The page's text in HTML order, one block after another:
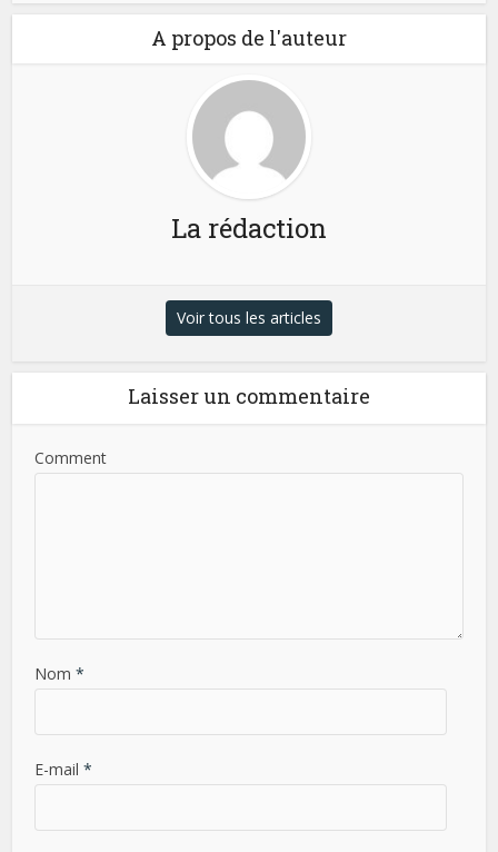
A propos de l'auteur
La rédaction
Voir tous les articles
Laisser un commentaire
Comment
Nom*
E-mail*